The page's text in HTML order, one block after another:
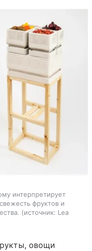
интерпретирует
фруктов и
источник: Lea
овощи